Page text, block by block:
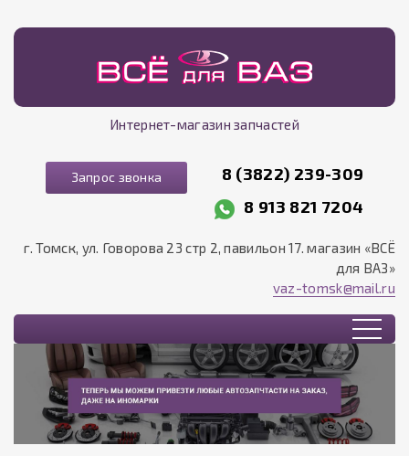
Интернет-магазин запчастей
Запрос звонка
8 (3822) 239-309
8 913 821 7204
г. Томск, ул. Говорова 23 стр 2, павильон 17. магазин «ВСЁ
для ВАЗ»
vaz-tomsk@mail.ru